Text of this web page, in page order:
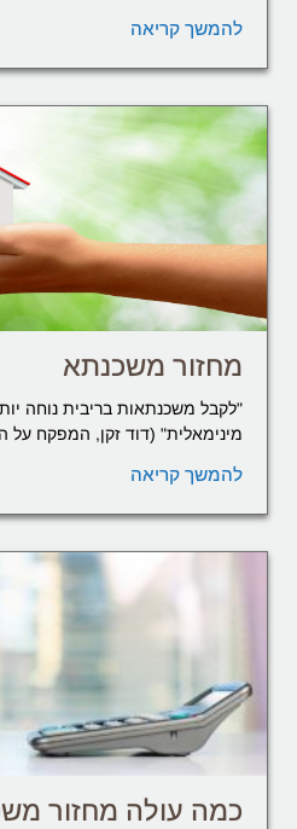
להמשך קריאה
מחזור משכנתא
"לקבל משכנתאות בריבית נוחה
מינימאלית" (דוד זקן, המפקח על
להמשך קריאה
כמה עולה מחזור